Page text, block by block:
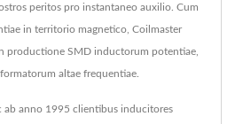
peritos pro instantaneo auxilio. Cum
in territorio magnetico, Coilmaster
productione SMD inductorum potentiae,
altae frequentiae.
ab anno 1995 clientibus inducitores